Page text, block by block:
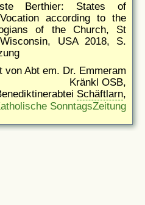
Berthier: States of
according to the
of the Church, St
USA 2018, S.
von Abt em. Dr. Emmeram
Kränkl OSB,
Schäftlarn,
SonntagsZeitung